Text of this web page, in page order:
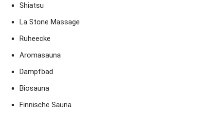
Shiatsu
La Stone Massage
Ruheecke
Aromasauna
Dampfbad
Biosauna
Finnische Sauna